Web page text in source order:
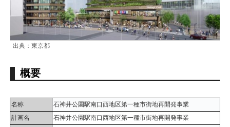
出典：東京都
概要
名称
石神井公園駅南口西地区第一種市街地再開発事業
計画名
石神井公園駅南口西地区第一種市街地再開発事業